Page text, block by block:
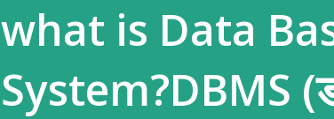
what is Data
System?DBMS